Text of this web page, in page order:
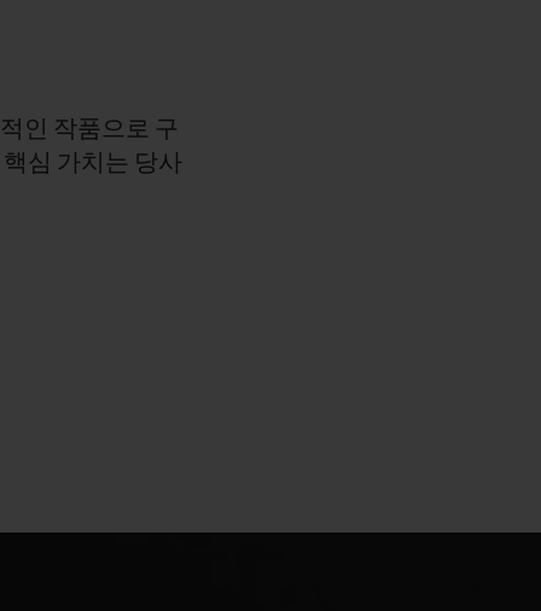
인 작품으로 구
핵심 가치는 당사